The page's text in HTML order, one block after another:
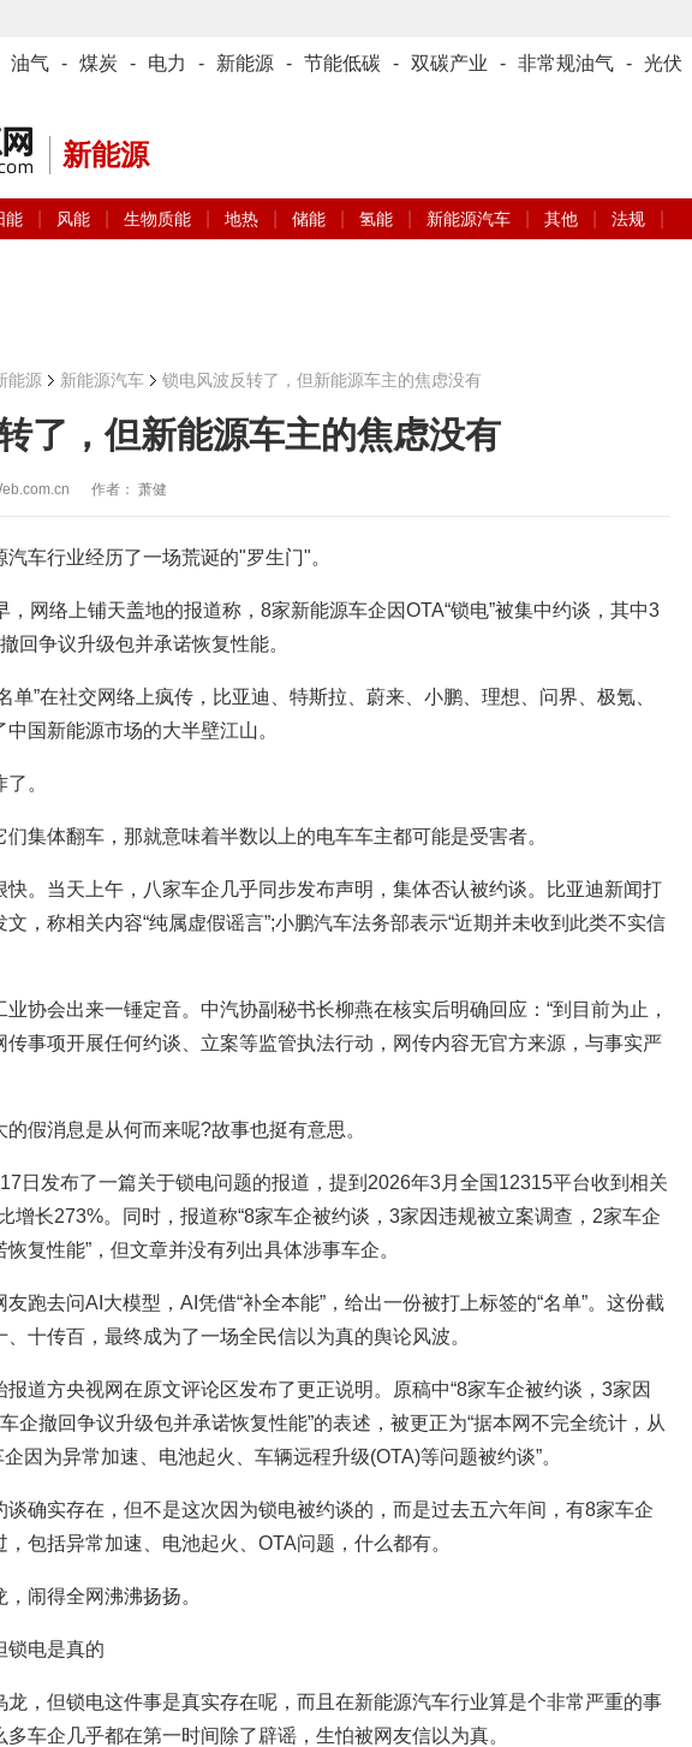
油气 - 煤炭 - 电力 - 新能源 - 节能低碳 - 双碳产业 - 非常规油气 - 光伏
新能源
能 风能 生物质能 地热 储能 氢能 新能源汽车 其他 法规
能源 新能源汽车 锁电风波反转了，但新能源车主的焦虑没有
了，但新能源车主的焦虑没有
作者： 萧健
车行业经历了一场荒诞的"罗生门"。
，网络上铺天盖地的报道称，8家新能源车企因OTA“锁电”被集中约谈，其中3
回争议升级包并承诺恢复性能。
单”在社交网络上疯传，比亚迪、特斯拉、蔚来、小鹏、理想、问界、极氪、
国新能源市场的大半壁江山。
。
集体翻车，那就意味着半数以上的电车车主都可能是受害者。
快。当天上午，八家车企几乎同步发布声明，集体否认被约谈。比亚迪新闻打
，称相关内容“纯属虚假谣言”;小鹏汽车法务部表示“近期并未收到此类不实信
业协会出来一锤定音。中汽协副秘书长柳燕在核实后明确回应：“到目前为止，
传事项开展任何约谈、立案等监管执法行动，网传内容无官方来源，与事实严
假消息是从何而来呢?故事也挺有意思。
日发布了一篇关于锁电问题的报道，提到2026年3月全国12315平台收到相关
增长273%。同时，报道称“8家车企被约谈，3家因违规被立案调查，2家车企
复性能”，但文章并没有列出具体涉事车企。
跑去问AI大模型，AI凭借“补全本能”，给出一份被打上标签的“名单”。这份截
十传百，最终成为了一场全民信以为真的舆论风波。
报道方央视网在原文评论区发布了更正说明。原稿中“8家车企被约谈，3家因
企撤回争议升级包并承诺恢复性能”的表述，被更正为“据本网不完全统计，从
因为异常加速、电池起火、车辆远程升级(OTA)等问题被约谈”。
谈确实存在，但不是这次因为锁电被约谈的，而是过去五六年间，有8家车企
包括异常加速、电池起火、OTA问题，什么都有。
闹得全网沸沸扬扬。
锁电是真的
龙，但锁电这件事是真实存在呢，而且在新能源汽车行业算是个非常严重的事
车企几乎都在第一时间除了辟谣，生怕被网友信以为真。